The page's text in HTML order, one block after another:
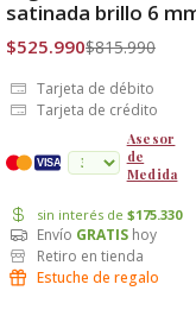
satinada brillo 6
$525.990$815.990
Tarjeta de débito
Tarjeta de crédito
VISA
Asesor
de
Medida
sin interés de $175.330
Envío GRATIS hoy
Retiro en tienda
Estuche de regalo